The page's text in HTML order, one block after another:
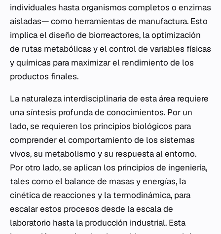
individuales hasta organismos completos o enzimas
aisladas— como herramientas de manufactura. Esto
implica el diseño de biorreactores, la optimización
de rutas metabólicas y el control de variables físicas
y químicas para maximizar el rendimiento de los
productos finales.
La naturaleza interdisciplinaria de esta área requiere
una síntesis profunda de conocimientos. Por un
lado, se requieren los principios biológicos para
comprender el comportamiento de los sistemas
vivos, su metabolismo y su respuesta al entorno.
Por otro lado, se aplican los principios de ingeniería,
tales como el balance de masas y energías, la
cinética de reacciones y la termodinámica, para
escalar estos procesos desde la escala de
laboratorio hasta la producción industrial. Esta